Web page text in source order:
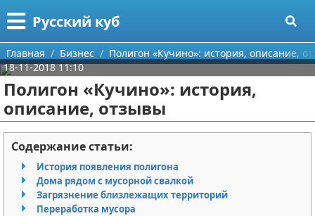
Русский куб
Меню
Главная
Категории
Программирование
Бизнес
Красота
Мода
Поиск
О проекте
Контакты
Сотрудничество
Главная Бизнес
Полигон «Кучино»: история, описание,
18-11-2018 11:10
Полигон «Кучино»: история,
описание, отзывы
Содержание статьи:
История появления полигона
Дома рядом с мусорной свалкой
Загрязнение близлежащих территорий
Переработка мусора